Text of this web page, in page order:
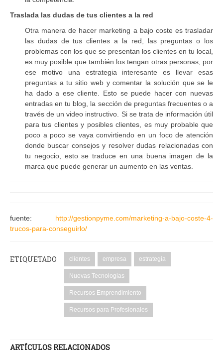
Traslada las dudas de tus clientes a la red
Otra manera de hacer marketing a bajo coste es trasladar
las dudas de tus clientes a la red, las preguntas o los
problemas con los que se presentan los clientes en tu local,
es muy posible que también los tengan otras personas, por
ese motivo una estrategia interesante es llevar esas
preguntas a tu sitio web y comentar la solución que se le
ha dado a ese cliente. Esto se puede hacer con nuevas
entradas en tu blog, la sección de preguntas frecuentes o a
través de un video instructivo. Si se trata de información útil
para tus clientes y posibles clientes, es muy probable que
poco a poco se vaya convirtiendo en un foco de atención
donde buscar consejos y resolver dudas relacionadas con
tu negocio, esto se traduce en una buena imagen de la
marca que puede generar un aumento en las ventas.
fuente: http://gestionpyme.com/marketing-a-bajo-coste-4-
trucos-para-conseguirlo/
ETIQUETADO clientes empresa estrategia
Nuevas Tecnologias
Recursos Emprendimiento
Recursos para Profesionales
ARTÍCULOS RELACIONADOS